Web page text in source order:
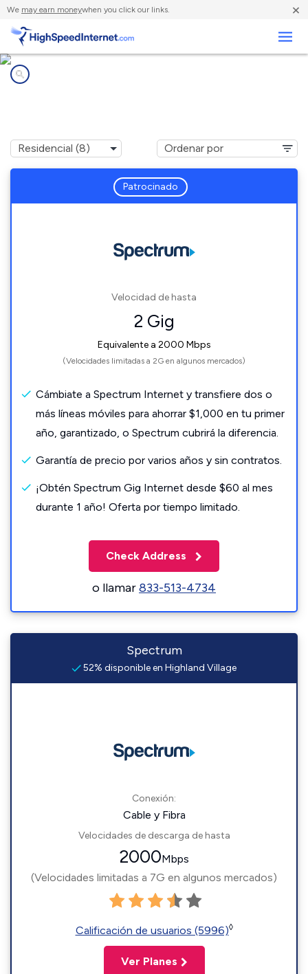
We may earn moneywhen you click our links. ×
Patrocinado
Velocidad de hasta
2 Gig
Equivalente a 2000 Mbps
(Velocidades limitadas a 2G en algunos mercados)
Cámbiate a Spectrum Internet y transfiere dos o
más líneas móviles para ahorrar $1,000 en tu primer
año, garantizado, o Spectrum cubrirá la diferencia.
Garantía de precio por varios años y sin contratos.
¡Obtén Spectrum Gig Internet desde $60 al mes
durante 1 año! Oferta por tiempo limitado.
Check Address
o llamar833-513-4734
Spectrum
52% disponible en Highland Village
Conexión:
Cable y Fibra
Velocidades de descarga de hasta
2000Mbps
(Velocidades limitadas a 7G en algunos mercados)
Calificación de usuarios (5996)◊
Ver Planes